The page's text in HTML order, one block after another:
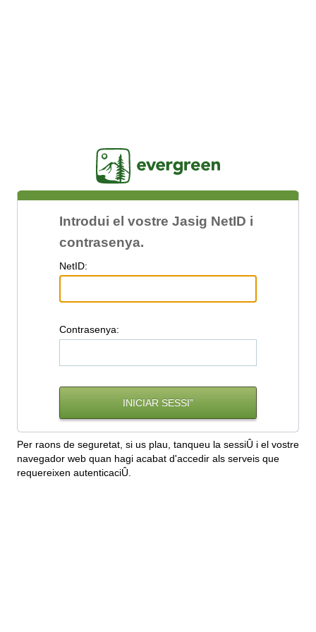
Introdui el vostre Jasig NetID i
contrasenya.
NetID:
Contrasenya:
Per raons de seguretat, si us plau, tanqueu la sessiÛ i el vostre
navegador web quan hagi acabat d'accedir als serveis que
requereixen autenticaciÛ.